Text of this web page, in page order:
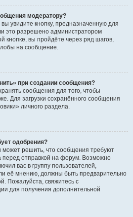
модератору?
увидите кнопку, предназначенную для
это разрешено администратором
кнопке, вы пройдёте через ряд шагов,
на сообщение.
при создании сообщения?
сообщения для того, чтобы
Для загрузки сохранённого сообщения
личного раздела.
одобрения?
решить, что сообщения требуют
перед отправкой на форум. Возможно
вас в группу пользователей,
её мнению, должны быть предварительно
Пожалуйста, свяжитесь с
для получения дополнительной